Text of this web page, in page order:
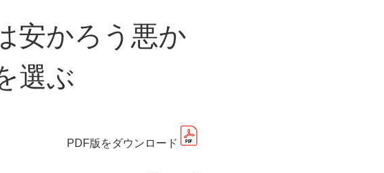
安かろう悪か
選ぶ
PDF版をダウンロード